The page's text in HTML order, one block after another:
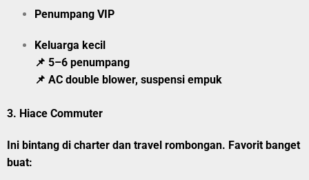
Penumpang VIP
Keluarga kecil
📌 5–6 penumpang
📌 AC double blower, suspensi empuk
3. Hiace Commuter
Ini bintang di charter dan travel rombongan. Favorit banget
buat: